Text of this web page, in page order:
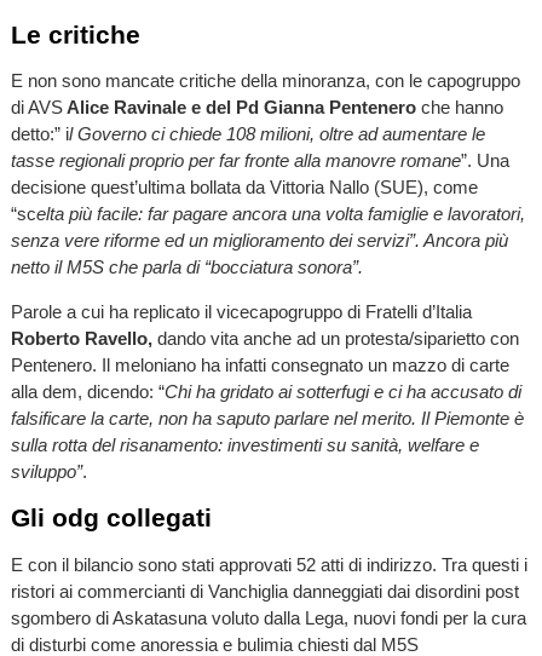
Le critiche
E non sono mancate critiche della minoranza, con le capogruppo
di AVSAlice Ravinale e del Pd Gianna Penteneroche hanno
detto:” il Governo ci chiede 108 milioni, oltre ad aumentare le
tasse regionali proprio per far fronte alla manovre romane”. Una
decisione quest’ultima bollata da Vittoria Nallo (SUE), come
“scelta più facile: far pagare ancora una volta famiglie e lavoratori,
senza vere riforme ed un miglioramento dei servizi”. Ancora più
netto il M5S che parla di “bocciatura sonora”.
Parole a cui ha replicato il vicecapogruppo di Fratelli d’Italia
Roberto Ravello,dando vita anche ad un protesta/siparietto con
Pentenero. Il meloniano ha infatti consegnato un mazzo di carte
alla dem, dicendo: “Chi ha gridato ai sotterfugi e ci ha accusato di
falsificare la carte, non ha saputo parlare nel merito. Il Piemonte è
sulla rotta del risanamento: investimenti su sanità, welfare e
sviluppo”.
Gli odg collegati
E con il bilancio sono stati approvati 52 atti di indirizzo. Tra questi i
ristori ai commercianti di Vanchiglia danneggiati dai disordini post
sgombero di Askatasuna voluto dalla Lega, nuovi fondi per la cura
di disturbi come anoressia e bulimia chiesti dal M5S